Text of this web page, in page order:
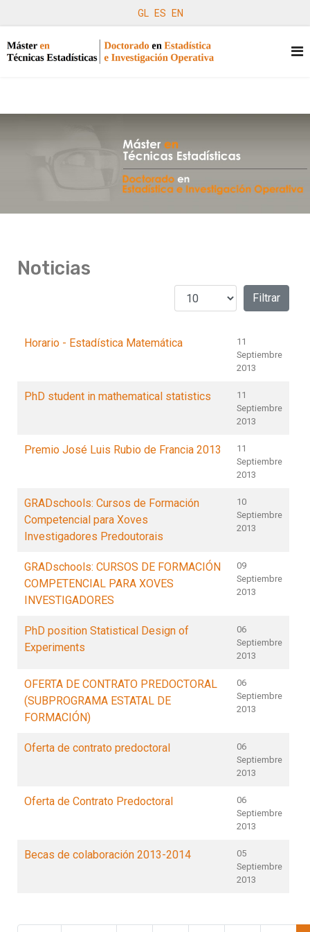
GL ES EN
Noticias
Cantidad a mostrarFiltrar
Horario - Estadística Matemática
11
Septiembre
2013
PhD student in mathematical statistics
11
Septiembre
2013
Premio José Luis Rubio de Francia 2013
11
Septiembre
2013
GRADschools: Cursos de Formación
Competencial para Xoves
Investigadores Predoutorais
10
Septiembre
2013
GRADschools: CURSOS DE FORMACIÓN
COMPETENCIAL PARA XOVES
INVESTIGADORES
09
Septiembre
2013
PhD position Statistical Design of
Experiments
06
Septiembre
2013
OFERTA DE CONTRATO PREDOCTORAL
(SUBPROGRAMA ESTATAL DE
FORMACIÓN)
06
Septiembre
2013
Oferta de contrato predoctoral
06
Septiembre
2013
Oferta de Contrato Predoctoral
06
Septiembre
2013
Becas de colaboración 2013-2014
05
Septiembre
2013